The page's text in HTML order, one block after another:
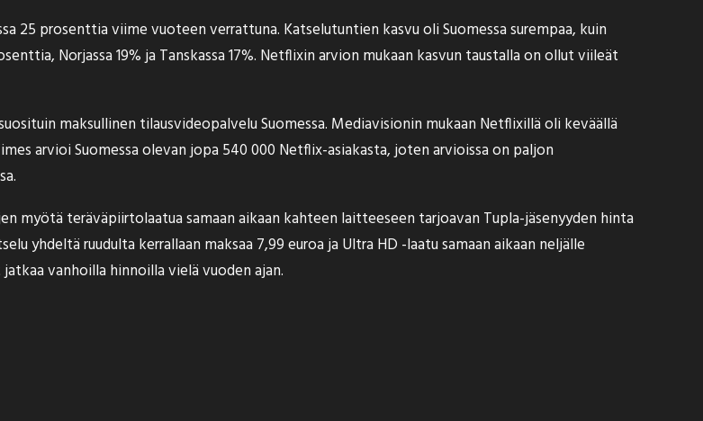
25 prosenttia viime vuoteen verrattuna. Katselutuntien kasvu oli Suomessa surempaa, kuin
Norjassa 19% ja Tanskassa 17%. Netflixin arvion mukaan kasvun taustalla on ollut viileät
maksullinen tilausvideopalvelu Suomessa. Mediavisionin mukaan Netflixillä oli keväällä
arvioiSuomessa olevan jopa 540 000 Netflix-asiakasta, joten arvioissa on paljon
myötä teräväpiirtolaatua samaan aikaan kahteen laitteeseen tarjoavan Tupla-jäsenyyden hinta
yhdeltä ruudulta kerrallaan maksaa 7,99 euroa ja Ultra HD -laatu samaan aikaan neljälle
vanhoilla hinnoilla vielä vuoden ajan.